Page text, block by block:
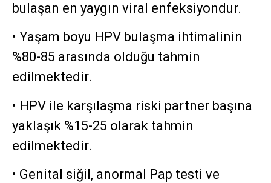
bulaşan en yaygın viral enfeksiyondur.
• Yaşam boyu HPV bulaşma ihtimalinin
%80-85 arasında olduğu tahmin
edilmektedir.
• HPV ile karşılaşma riski partner başına
yaklaşık %15-25 olarak tahmin
edilmektedir.
• Genital siğil, anormal Pap testi ve